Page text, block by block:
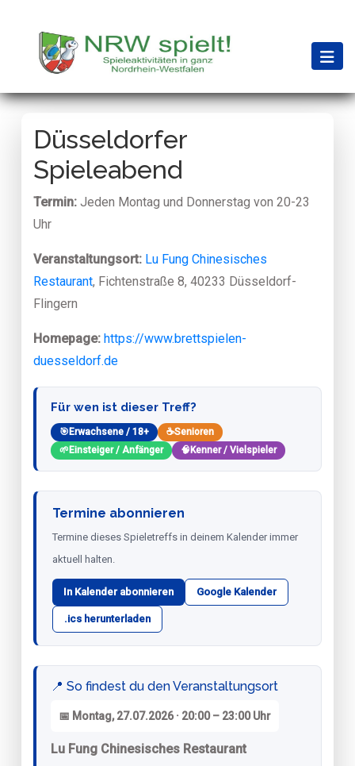
Düsseldorfer
Spieleabend
Termin: Jeden Montag und Donnerstag von 20-23
Uhr
Veranstaltungsort: Lu Fung Chinesisches
Restaurant, Fichtenstraße 8, 40233 Düsseldorf-
Flingern
Homepage: https://www.brettspielen-
duesseldorf.de
Für wen ist dieser Treff?
🎯 Erwachsene / 18+ ☕Senioren
🌱 Einsteiger / Anfänger 🧠 Kenner / Vielspieler
Termine abonnieren
Termine dieses Spieletreffs in deinem Kalender immer
aktuell halten.
In Kalender abonnieren Google Kalender
.ics herunterladen
📍 So findest du den Veranstaltungsort
📅 Montag, 27.07.2026 · 20:00 – 23:00 Uhr
Lu Fung Chinesisches Restaurant